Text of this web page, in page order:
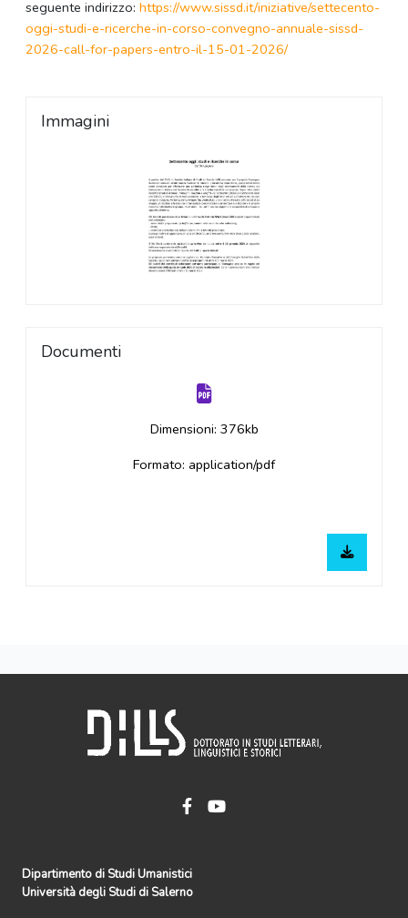
seguente indirizzo: https://www.sissd.it/iniziative/settecento-
oggi-studi-e-ricerche-in-corso-convegno-annuale-sissd-
2026-call-for-papers-entro-il-15-01-2026/
Immagini
Documenti
Dimensioni: 376kb
Formato: application/pdf
Dipartimento di Studi Umanistici
Università degli Studi di Salerno